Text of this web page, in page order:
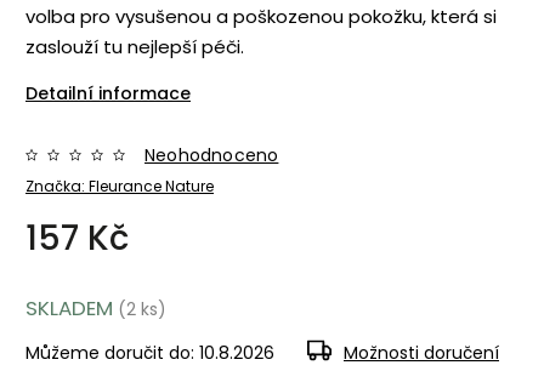
volba pro vysušenou a poškozenou pokožku, která si
zaslouží tu nejlepší péči.
Detailní informace
Značka: Fleurance Nature
Neohodnoceno
157 Kč
SKLADEM (2 ks)
Můžeme doručit do: 10.8.2026 Možnosti doručení